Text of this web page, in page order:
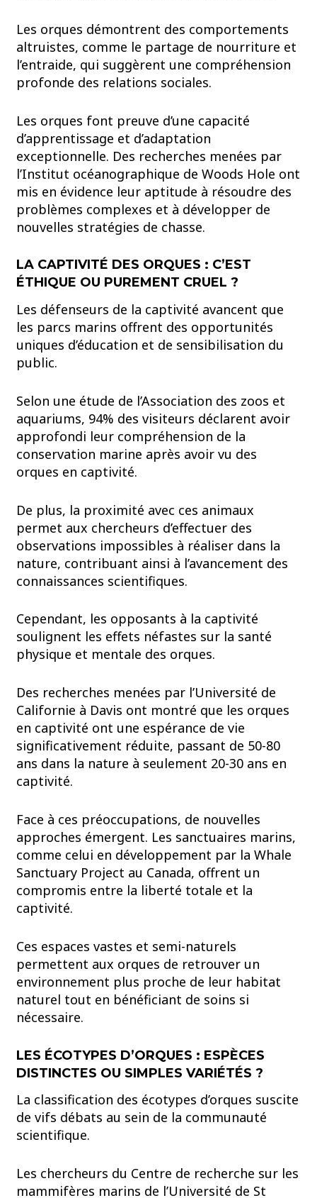
Les orques démontrent des comportements
altruistes, comme le partage de nourriture et
l’entraide, qui suggèrent une compréhension
profonde des relations sociales.
Les orques font preuve d’une capacité
d’apprentissage et d’adaptation
exceptionnelle. Des recherches menées par
l’Institut océanographique de Woods Hole ont
mis en évidence leur aptitude à résoudre des
problèmes complexes et à développer de
nouvelles stratégies de chasse.
LA CAPTIVITÉ DES ORQUES : C’EST
ÉTHIQUE OU PUREMENT CRUEL ?
Les défenseurs de la captivité avancent que
les parcs marins offrent des opportunités
uniques d’éducation et de sensibilisation du
public.
Selon une étude de l’Association des zoos et
aquariums, 94% des visiteurs déclarent avoir
approfondi leur compréhension de la
conservation marine après avoir vu des
orques en captivité.
De plus, la proximité avec ces animaux
permet aux chercheurs d’effectuer des
observations impossibles à réaliser dans la
nature, contribuant ainsi à l’avancement des
connaissances scientifiques.
Cependant, les opposants à la captivité
soulignent les effets néfastes sur la santé
physique et mentale des orques.
Des recherches menées par l’Université de
Californie à Davis ont montré que les orques
en captivité ont une espérance de vie
significativement réduite, passant de 50-80
ans dans la nature à seulement 20-30 ans en
captivité.
Face à ces préoccupations, de nouvelles
approches émergent. Les sanctuaires marins,
comme celui en développement par la Whale
Sanctuary Project au Canada, offrent un
compromis entre la liberté totale et la
captivité.
Ces espaces vastes et semi-naturels
permettent aux orques de retrouver un
environnement plus proche de leur habitat
naturel tout en bénéficiant de soins si
nécessaire.
LES ÉCOTYPES D’ORQUES : ESPÈCES
DISTINCTES OU SIMPLES VARIÉTÉS ?
La classification des écotypes d’orques suscite
de vifs débats au sein de la communauté
scientifique.
Les chercheurs du Centre de recherche sur les
mammifères marins de l’Université de St